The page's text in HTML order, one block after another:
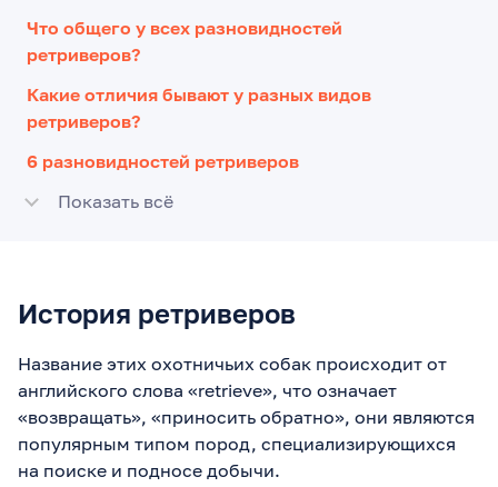
Что общего у всех разновидностей
ретриверов?
Какие отличия бывают у разных видов
ретриверов?
6 разновидностей ретриверов
Показать всё
История ретриверов
Название этих охотничьих собак происходит от
английского слова «retrieve», что означает
«возвращать», «приносить обратно», они являются
популярным типом пород, специализирующихся
на поиске и подносе добычи.